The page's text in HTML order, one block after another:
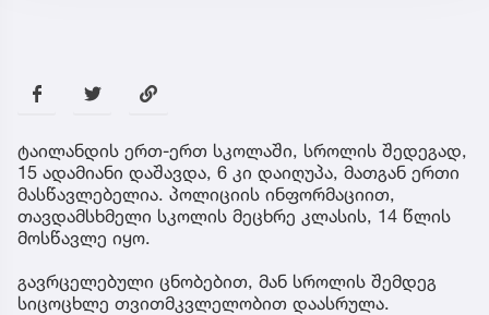
ტაილანდის ერთ-ერთ სკოლაში, სროლის შედეგად,
15 ადამიანი დაშავდა, 6 კი დაიღუპა, მათგან ერთი
მასწავლებელია. პოლიციის ინფორმაციით,
თავდამსხმელი სკოლის მეცხრე კლასის, 14 წლის
მოსწავლე იყო.
გავრცელებული ცნობებით, მან სროლის შემდეგ
სიცოცხლე თვითმკვლელობით დაასრულა.